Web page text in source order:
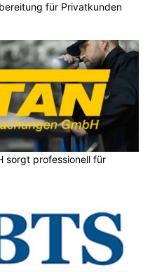
für Privatkunden
sorgt professionell für